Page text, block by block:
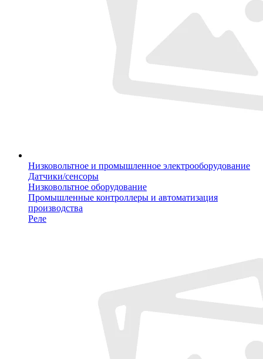
Низковольтное и промышленное электрооборудование
Датчики/сенсоры
Низковольтное оборудование
Промышленные контроллеры и автоматизация
производства
Реле